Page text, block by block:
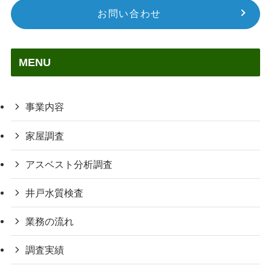
お問い合わせ
MENU
事業内容
家屋調査
アスベスト分析調査
井戸水質検査
業務の流れ
調査実績